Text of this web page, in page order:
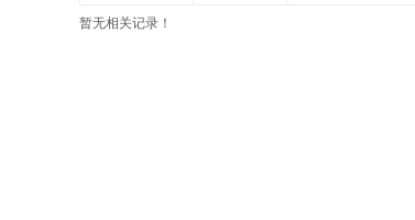
暂无相关记录！